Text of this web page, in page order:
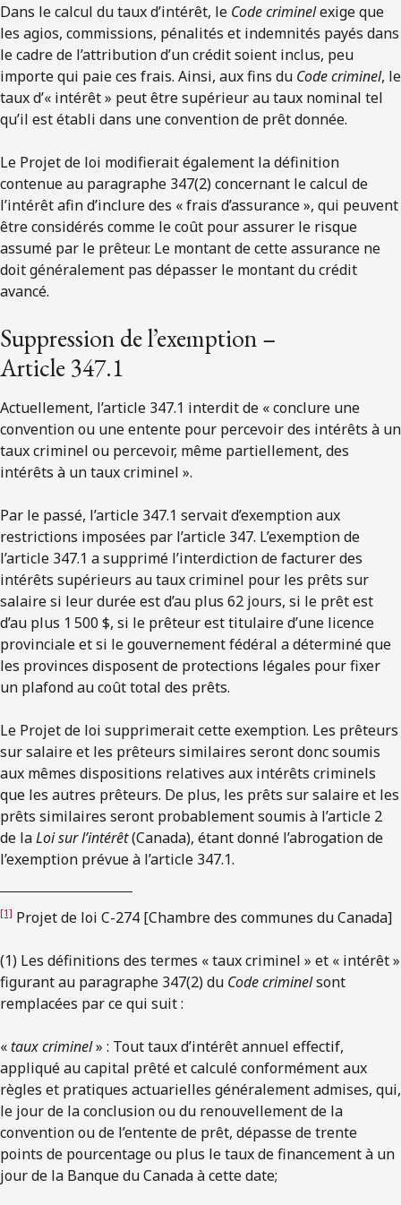
Dans le calcul du taux d’intérêt, le Code criminelexige que
les agios, commissions, pénalités et indemnités payés dans
le cadre de l’attribution d’un crédit soient inclus, peu
importe qui paie ces frais. Ainsi, aux fins du Code criminel, le
taux d’« intérêt » peut être supérieur au taux nominal tel
qu’il est établi dans une convention de prêt donnée.
Le Projet de loi modifierait également la définition
contenue au paragraphe 347(2) concernant le calcul de
l’intérêt afin d’inclure des « frais d’assurance », qui peuvent
être considérés comme le coût pour assurer le risque
assumé par le prêteur. Le montant de cette assurance ne
doit généralement pas dépasser le montant du crédit
avancé.
Suppression de l’exemption –
Article 347.1
Actuellement, l’article 347.1 interdit de « conclure une
convention ou une entente pour percevoir des intérêts à un
taux criminel ou percevoir, même partiellement, des
intérêts à un taux criminel ».
Par le passé, l’article 347.1 servait d’exemption aux
restrictions imposées par l’article 347. L’exemption de
l’article 347.1 a supprimé l’interdiction de facturer des
intérêts supérieurs au taux criminel pour les prêts sur
salaire si leur durée est d’au plus 62 jours, si le prêt est
d’au plus 1 500 $, si le prêteur est titulaire d’une licence
provinciale et si le gouvernement fédéral a déterminé que
les provinces disposent de protections légales pour fixer
un plafond au coût total des prêts.
Le Projet de loi supprimerait cette exemption. Les prêteurs
sur salaire et les prêteurs similaires seront donc soumis
aux mêmes dispositions relatives aux intérêts criminels
que les autres prêteurs. De plus, les prêts sur salaire et les
prêts similaires seront probablement soumis à l’article 2
de laLoi sur l’intérêt(Canada), étant donné l’abrogation de
l’exemption prévue à l’article 347.1.
[1] Projet de loi C-274 [Chambre des communes du Canada]
(1) Les définitions des termes « taux criminel » et « intérêt »
figurant au paragraphe 347(2) du Code criminelsont
remplacées par ce qui suit :
« taux criminel» : Tout taux d’intérêt annuel effectif,
appliqué au capital prêté et calculé conformément aux
règles et pratiques actuarielles généralement admises, qui,
le jour de la conclusion ou du renouvellement de la
convention ou de l’entente de prêt, dépasse de trente
points de pourcentage ou plus le taux de financement à un
jour de la Banque du Canada à cette date;